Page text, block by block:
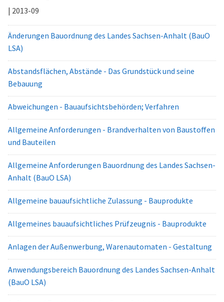
| 2013-09
Änderungen Bauordnung des Landes Sachsen-Anhalt (BauO
LSA)
Abstandsflächen, Abstände - Das Grundstück und seine
Bebauung
Abweichungen - Bauaufsichtsbehörden; Verfahren
Allgemeine Anforderungen - Brandverhalten von Baustoffen
und Bauteilen
Allgemeine Anforderungen Bauordnung des Landes Sachsen-
Anhalt (BauO LSA)
Allgemeine bauaufsichtliche Zulassung - Bauprodukte
Allgemeines bauaufsichtliches Prüfzeugnis - Bauprodukte
Anlagen der Außenwerbung, Warenautomaten - Gestaltung
Anwendungsbereich Bauordnung des Landes Sachsen-Anhalt
(BauO LSA)